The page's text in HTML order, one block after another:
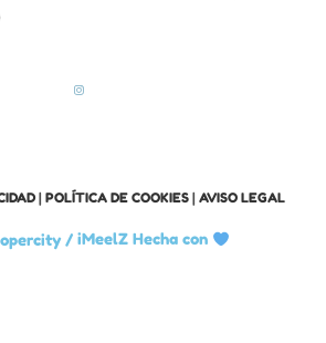
| POLÍTICA DE COOKIES| AVISO LEGAL
/iMeelZ Hecha con